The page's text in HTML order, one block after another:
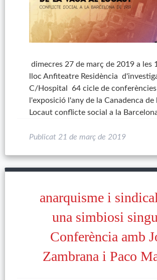
dimecres 27 de març de 2019 a les
lloc Anfiteatre Residència
C/Hospital 64 cicle de
l'exposició l'any de la Canadenca de
Locaut conflicte social a la
Publicat 21 de març de 2019
anarquisme i
una simbiosi
Conferència amb
Zambrana i Paco